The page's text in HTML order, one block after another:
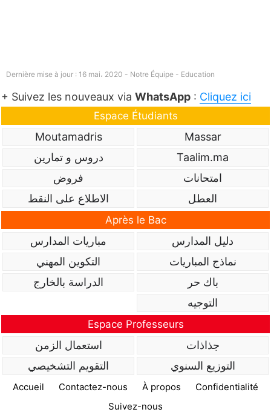
Dernière mise à jour : 16 mai، 2020 - Notre Équipe - Education
+ Suivez les nouveaux via WhatsApp : Cliquez ici
Espace Étudiants
Massar
Moutamadris
Taalim.ma
دروس و تمارين
امتحانات
فروض
العطل
الاطلاع على النقط
Après le Bac
دليل المدارس
مباريات المدارس
نماذج المباريات
التكوين المهني
باك حر
الدراسة بالخارج
التوجيه
Espace Professeurs
جذاذات
استعمال الزمن
التوزيع السنوي
التقويم التشخيصي
Accueil Contactez-nous À propos
Confidentialité
Suivez-nous